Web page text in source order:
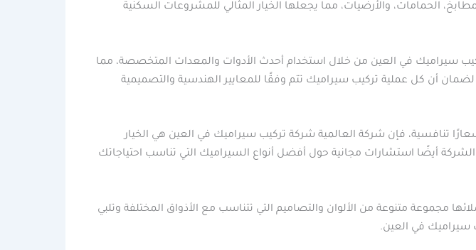
الحمامات، والأرضيات، مما يجعلها الخيار المثالي للمشروعات السكنية
سيراميك في العين من خلال استخدام أحدث الأدوات والمعدات المتخصصة، مما
أن كل عملية تركيب سيراميك تتم وفقًا للمعايير الهندسية والتصميمية
تنافسية، فإن شركة العالمية شركة تركيب سيراميك في العين هي الخيار
أيضًا استشارات مجانية حول أفضل أنواع السيراميك التي تناسب احتياجاتك
مجموعة متنوعة من الألوان والتصاميم التي تتناسب مع الأذواق المختلفة وتلبي
سيراميك في العين.